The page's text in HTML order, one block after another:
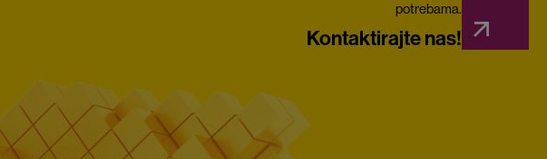
potrebama.
Kontaktirajte nas!